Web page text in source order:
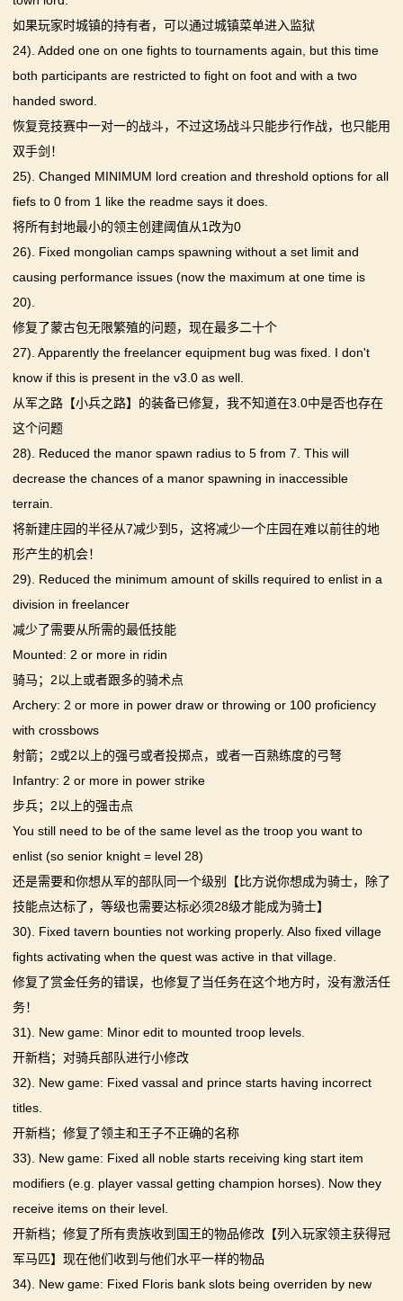
如果玩家时城镇的持有者，可以通过城镇菜单进入监狱
24). Added one on one fights to tournaments again, but this time
both participants are restricted to fight on foot and with a two
handed sword.
恢复竞技赛中一对一的战斗，不过这场战斗只能步行作战，也只能用
双手剑！
25). Changed MINIMUM lord creation and threshold options for all
fiefs to 0 from 1 like the readme says it does.
将所有封地最小的领主创建阈值从1改为0
26). Fixed mongolian camps spawning without a set limit and
causing performance issues (now the maximum at one time is
20).
修复了蒙古包无限繁殖的问题，现在最多二十个
27). Apparently the freelancer equipment bug was fixed. I don't
know if this is present in the v3.0 as well.
从军之路【小兵之路】的装备已修复，我不知道在3.0中是否也存在
这个问题
28). Reduced the manor spawn radius to 5 from 7. This will
decrease the chances of a manor spawning in inaccessible
terrain.
将新建庄园的半径从7减少到5，这将减少一个庄园在难以前往的地
形产生的机会！
29). Reduced the minimum amount of skills required to enlist in a
division in freelancer
减少了需要从所需的最低技能
Mounted: 2 or more in ridin
骑马；2以上或者跟多的骑术点
Archery: 2 or more in power draw or throwing or 100 proficiency
with crossbows
射箭；2或2以上的强弓或者投掷点，或者一百熟练度的弓弩
Infantry: 2 or more in power strike
步兵；2以上的强击点
You still need to be of the same level as the troop you want to
enlist (so senior knight = level 28)
还是需要和你想从军的部队同一个级别【比方说你想成为骑士，除了
技能点达标了，等级也需要达标必须28级才能成为骑士】
30). Fixed tavern bounties not working properly. Also fixed village
fights activating when the quest was active in that village.
修复了赏金任务的错误，也修复了当任务在这个地方时，没有激活任
务！
31). New game: Minor edit to mounted troop levels.
开新档；对骑兵部队进行小修改
32). New game: Fixed vassal and prince starts having incorrect
titles.
开新档；修复了领主和王子不正确的名称
33). New game: Fixed all noble starts receiving king start item
modifiers (e.g. player vassal getting champion horses). Now they
receive items on their level.
开新档；修复了所有贵族收到国王的物品修改【列入玩家领主获得冠
军马匹】现在他们收到与他们水平一样的物品
34). New game: Fixed Floris bank slots being overriden by new